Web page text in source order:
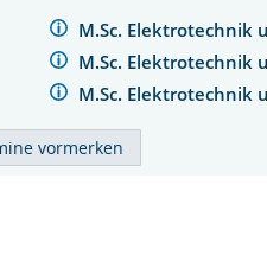
M.Sc. Elektrotechnik
M.Sc. Elektrotechnik
M.Sc. Elektrotechnik